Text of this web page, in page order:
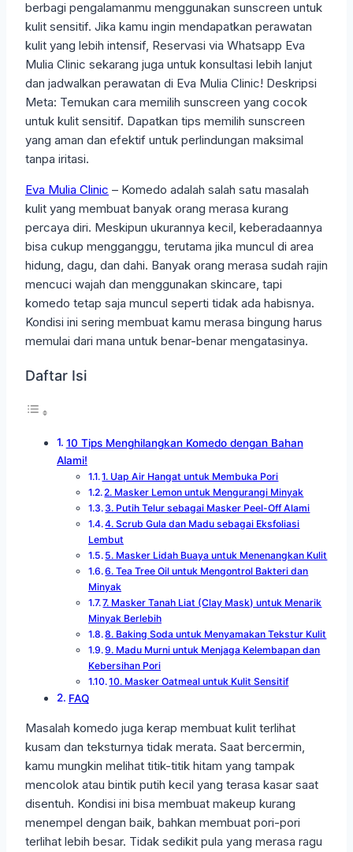
Eva Mulia Clinic – Komedo adalah salah satu masalah
kulit yang membuat banyak orang merasa kurang
percaya diri. Meskipun ukurannya kecil, keberadaannya
bisa cukup mengganggu, terutama jika muncul di area
hidung, dagu, dan dahi. Banyak orang merasa sudah rajin
mencuci wajah dan menggunakan skincare, tapi
komedo tetap saja muncul seperti tidak ada habisnya.
Kondisi ini sering membuat kamu merasa bingung harus
memulai dari mana untuk benar-benar mengatasinya.
Daftar Isi
10 Tips Menghilangkan Komedo dengan Bahan
Alami!
1. Uap Air Hangat untuk Membuka Pori
2. Masker Lemon untuk Mengurangi Minyak
3. Putih Telur sebagai Masker Peel-Off Alami
4. Scrub Gula dan Madu sebagai Eksfoliasi
Lembut
5. Masker Lidah Buaya untuk Menenangkan Kulit
6. Tea Tree Oil untuk Mengontrol Bakteri dan
Minyak
7. Masker Tanah Liat (Clay Mask) untuk Menarik
Minyak Berlebih
8. Baking Soda untuk Menyamakan Tekstur Kulit
9. Madu Murni untuk Menjaga Kelembapan dan
Kebersihan Pori
10. Masker Oatmeal untuk Kulit Sensitif
FAQ
Masalah komedo juga kerap membuat kulit terlihat
kusam dan teksturnya tidak merata. Saat bercermin,
kamu mungkin melihat titik-titik hitam yang tampak
mencolok atau bintik putih kecil yang terasa kasar saat
disentuh. Kondisi ini bisa membuat makeup kurang
menempel dengan baik, bahkan membuat pori-pori
terlihat lebih besar. Tidak sedikit pula yang merasa ragu